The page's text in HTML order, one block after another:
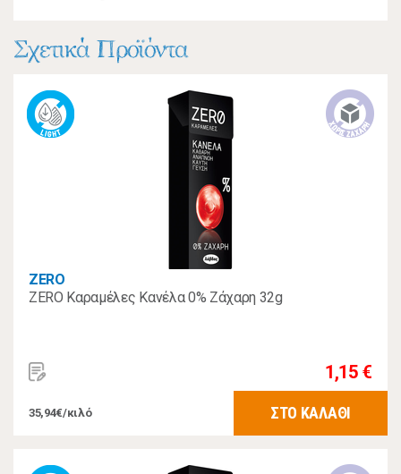
Σχετικά Προϊόντα
ZERO
ZERO Καραμέλες Κανέλα 0% Zάχαρη 32g
1,15 €
35,94€/κιλό ΣΤΟ ΚΑΛΑΘΙ